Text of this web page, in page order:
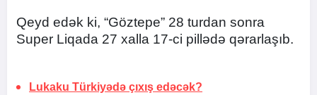
Qeyd edək ki, “Göztepe” 28 turdan sonra
Super Liqada 27 xalla 17-ci pillədə qərarlaşıb.
Lukaku Türkiyədə çıxış edəcək?